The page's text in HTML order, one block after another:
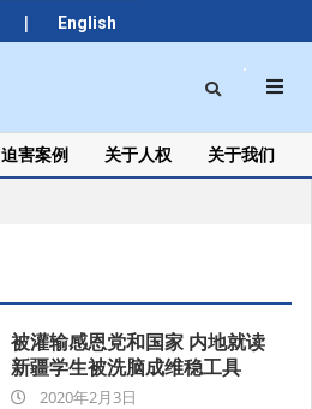
| English
Search
迫害案例 关于人权 关于我们
被灌输感恩党和国家 内地就读
新疆学生被洗脑成维稳工具
2020-2020年2月3日